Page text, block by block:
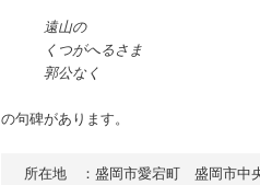
遠山の
くつがへるさま
郭公なく
の句碑があります。
所在地　：盛岡市愛宕町　盛岡市中